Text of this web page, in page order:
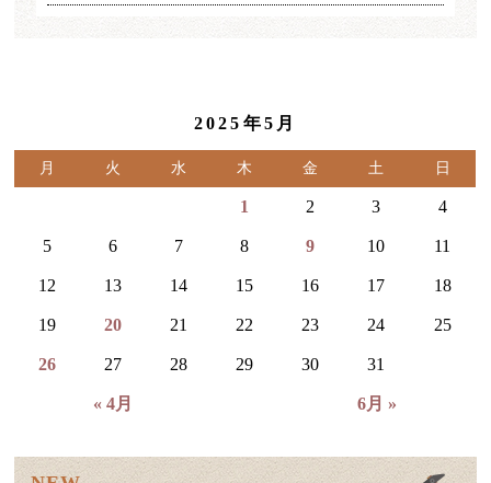
2025年5月
月 火 水 木 金 土 日
« 4月 6月 »
1 2 3 4
5 6 7 8 9 10 11
12 13 14 15 16 17 18
19 20 21 22 23 24 25
26 27 28 29 30 31